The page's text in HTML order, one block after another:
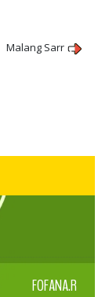
Malang Sarr
FOFANA.R